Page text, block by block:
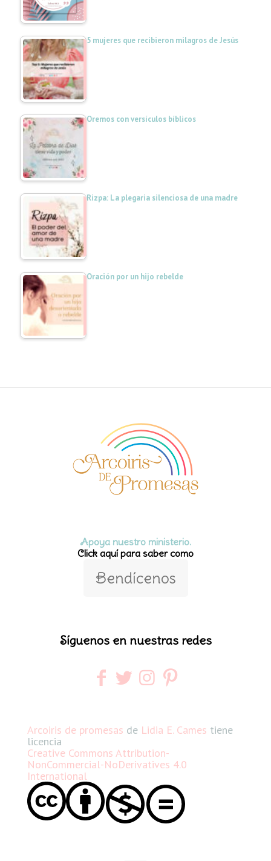
5 mujeres que recibieron milagros de Jesús
Oremos con versículos bíblicos
Rizpa: La plegaria silenciosa de una madre
Oración por un hijo rebelde
Apoya nuestro ministerio.
Click aquí para saber como
Bendícenos
Síguenos en nuestras redes
Arcoiris de promesas de Lidia E. Cames tiene
licencia
Creative Commons Attribution-
NonCommercial-NoDerivatives 4.0
International